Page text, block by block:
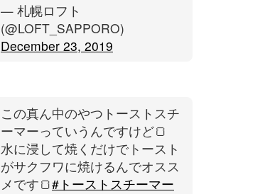
— 札幌ロフト
(@LOFT_SAPPORO)
December 23, 2019
この真ん中のやつトーストスチ
ーマーっていうんですけど🍞
水に浸して焼くだけでトースト
がサクフワに焼けるんでオスス
メです🍞#トーストスチーマー